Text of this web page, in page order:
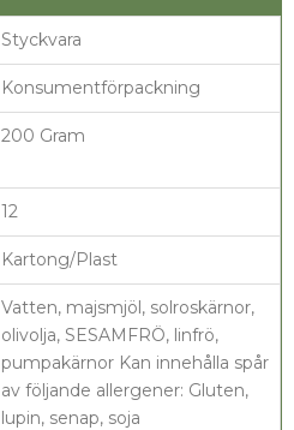
Styckvara
Konsumentförpackning
200 Gram
12
Kartong/Plast
Vatten, majsmjöl, solroskärnor,
olivolja, SESAMFRÖ, linfrö,
pumpakärnor Kan innehålla spår
av följande allergener: Gluten,
lupin, senap, soja